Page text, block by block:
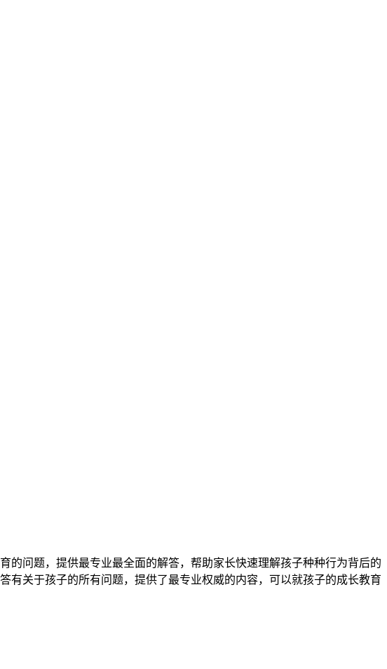
的问题，提供最专业最全面的解答，帮助家长快速理解孩子种种行为背后的
有关于孩子的所有问题，提供了最专业权威的内容，可以就孩子的成长教育